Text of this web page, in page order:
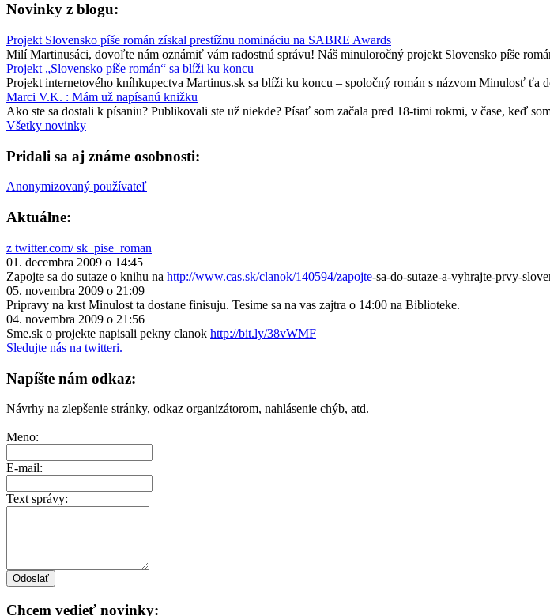
Novinky z blogu:
Projekt Slovensko píše román získal prestížnu nomináciu na SABRE Awards
Milí Martinusáci, dovoľte nám oznámiť vám radostnú správu! Náš minuloročný projekt Slovensko píše
Projekt „Slovensko píše román“ sa blíži ku koncu
Projekt internetového kníhkupectva Martinus.sk sa blíži ku koncu – spoločný román s názvom Minulosť ťa
Marci V.K. : Mám už napísanú knižku
Ako ste sa dostali k písaniu? Publikovali ste už niekde? Písať som začala pred 18-timi rokmi, v čase, keď
Všetky novinky
Pridali sa aj známe osobnosti:
Anonymizovaný používateľ
Aktuálne:
z twitter.com/ sk_pise_roman
01. decembra 2009 o 14:45
Zapojte sa do sutaze o knihu na http://www.cas.sk/clanok/140594/zapojte-sa-do-sutaze-a-vyhrajte-prvy-
05. novembra 2009 o 21:09
Pripravy na krst Minulost ta dostane finisuju. Tesime sa na vas zajtra o 14:00 na Biblioteke.
04. novembra 2009 o 21:56
Sme.sk o projekte napisali pekny clanok http://bit.ly/38vWMF
Sledujte nás na twitteri.
Napíšte nám odkaz:
Návrhy na zlepšenie stránky, odkaz organizátorom, nahlásenie chýb, atd.
Meno:
E-mail:
Text správy:
Chcem vedieť novinky: